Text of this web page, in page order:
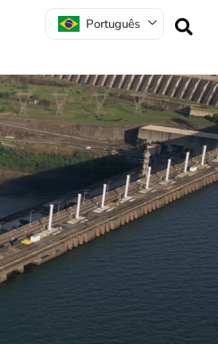
Português